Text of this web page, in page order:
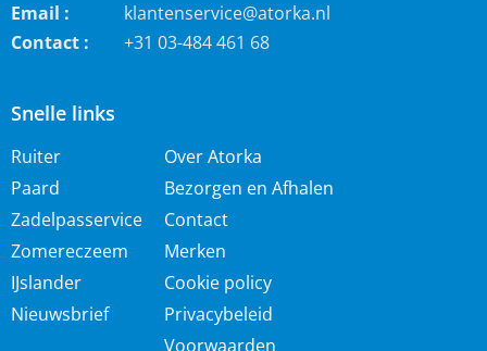
Snelle links
Ruiter
Paard
Zadelpasservice
Zomereczeem
IJslander
Nieuwsbrief
Over Atorka
Bezorgen en Afhalen
Contact
Merken
Cookie policy
Privacybeleid
Voorwaarden
Email :
klantenservice@atorka.nl
Contact :
+31 03-484 461 68